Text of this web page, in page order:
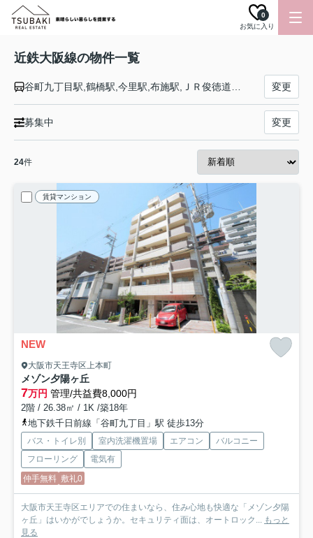
お気に入り
0
近鉄大阪線の物件一覧
変更
募集中 変更
24件
賃貸マンション
NEW
大阪市天王寺区上本町
メゾン夕陽ヶ丘
7万円 管理/共益費8,000円
2階 / 26.38㎡ / 1K /築18年
地下鉄千日前線「谷町九丁目」駅 徒歩13分
バス・トイレ別 室内洗濯機置場 エアコン
バルコニー
フローリング
電気有
仲手無料 敷礼0
大阪市天王寺区エリアでの住まいなら、住み心地も快適な「メゾン夕陽
ヶ丘」はいかがでしょうか。セキュリティ面は、オートロック... もっと
見る